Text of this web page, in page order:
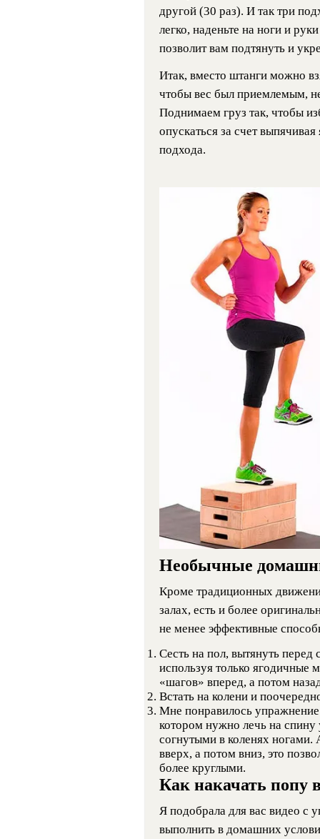
другой (30 раз). И так три
легко, наденьте на ноги и
позволит вам подтянуть и
Итак, вместо штанги можно
чтобы вес был приемлемым,
Поднимаем груз так, чтобы
опускаться за счет
подхода.
Необычные
Кроме традиционных
залах, есть и более
не менее эффективные
Сесть на пол, вытянуть перед
используя только
«шагов» вперед, а потом
Встать на колени и
Мне понравилось
котором нужно лечь на спину
согнутыми в коленях ногами.
вверх, а потом вниз, это
более круглыми.
Как накачать попу
Я подобрала для вас видео с
выполнить в домашних